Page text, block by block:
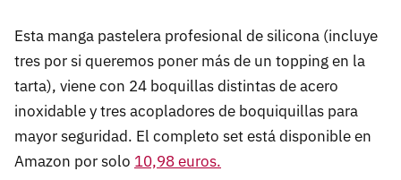
Esta manga pastelera profesional de silicona (incluye
tres por si queremos poner más de un topping en la
tarta), viene con 24 boquillas distintas de acero
inoxidable y tres acopladores de boquiquillas para
mayor seguridad. El completo set está disponible en
Amazon por solo 10,98 euros.